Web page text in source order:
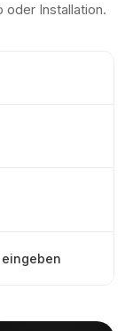
oder Installation.